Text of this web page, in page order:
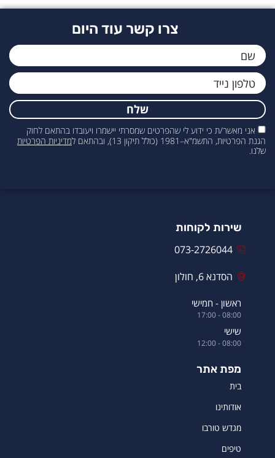
צרו קשר עוד היום
אני מאשר/ת כי ידוע לי שהפרטים שמסרתי יישמרו ויעובדו בהתאם לחוק
הגנת הפרטיות, התשמ"א–1981 (כולל תיקון 13), ובהתאם ל
מדיניות הפרטיות
שלנו.
שלח
שירות לקוחות
073-2726044
הסדנא 6, חולון
ראשון - חמישי
08:00 - 17:00
שישי
08:00 - 12:00
מפת אתר
בית
אודותינו
מגדש טורבו
טיפים